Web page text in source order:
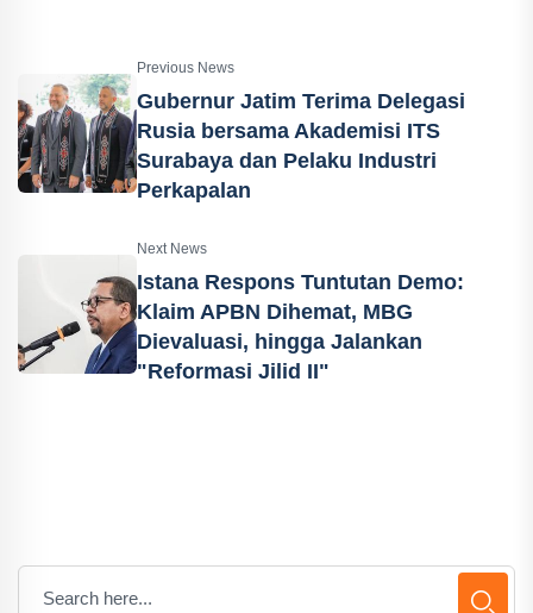
Previous News
Gubernur Jatim Terima Delegasi
Rusia bersama Akademisi ITS
Surabaya dan Pelaku Industri
Perkapalan
Next News
Istana Respons Tuntutan Demo:
Klaim APBN Dihemat, MBG
Dievaluasi, hingga Jalankan
"Reformasi Jilid II"